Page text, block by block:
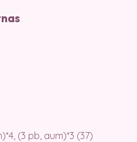
(3 pb, aum)*3 (37)